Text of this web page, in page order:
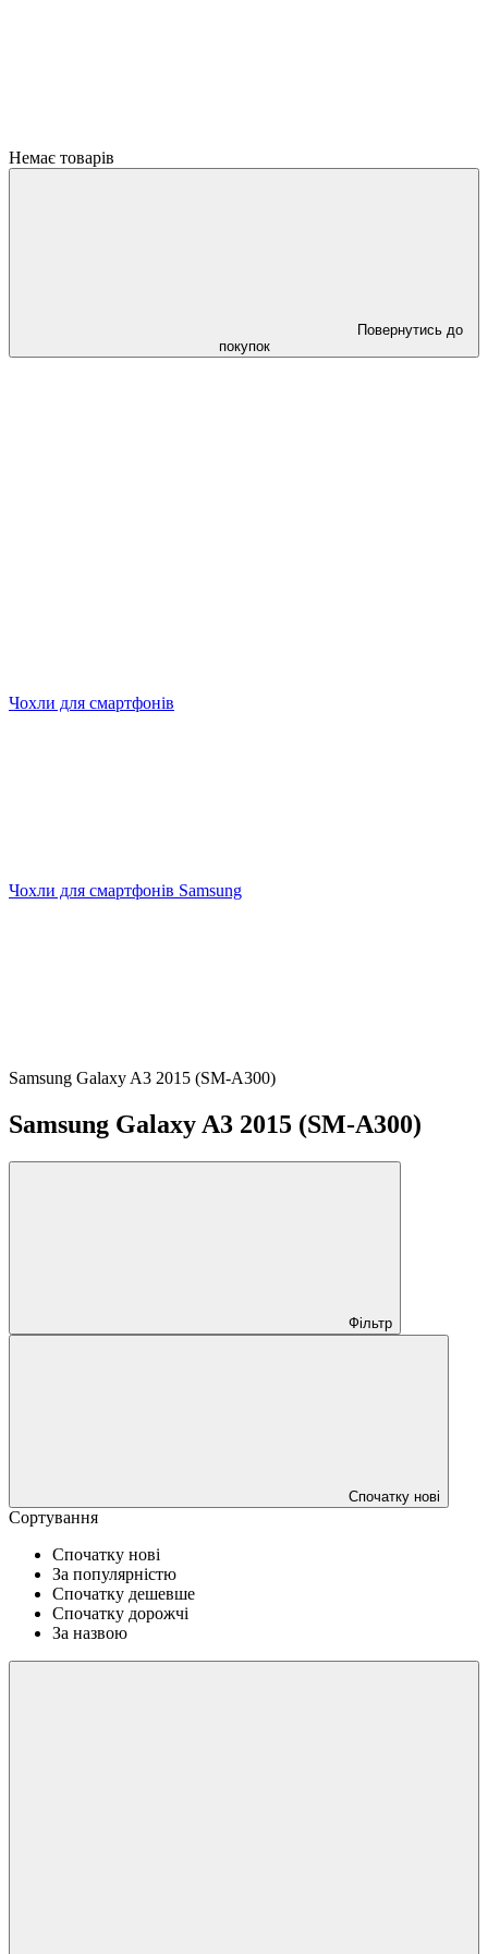
Немає товарів
Повернутись до
покупок
Чохли для смартфонів
Чохли для смартфонів Samsung
Samsung Galaxy A3 2015 (SM-A300)
Samsung Galaxy A3 2015 (SM-A300)
Фільтр
Спочатку нові
Сортування
Спочатку нові
За популярністю
Спочатку дешевше
Спочатку дорожчі
За назвою